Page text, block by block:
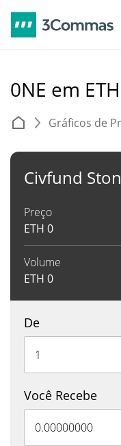
0NE em ETH
Gráficos de
Civfund
Preço
ETH 0
Volume
ETH 0
De
Você Recebe